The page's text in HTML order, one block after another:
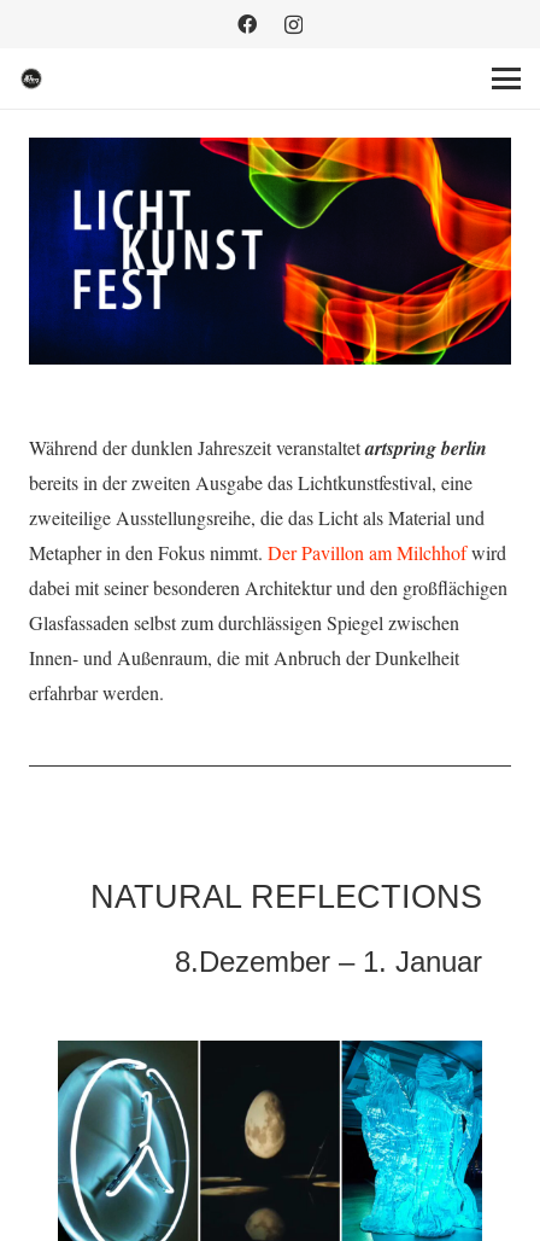
Während der dunklen Jahreszeit veranstaltetartspring berlin
bereits in der zweiten Ausgabe das Lichtkunstfestival, eine
zweiteilige Ausstellungsreihe, die das Licht als Material und
Metapher in den Fokus nimmt. Der Pavillon am Milchhofwird
dabei mit seiner besonderen Architektur und den großflächigen
Glasfassaden selbst zum durchlässigen Spiegel zwischen
Innen- und Außenraum, die mit Anbruch der Dunkelheit
erfahrbar werden.
NATURAL REFLECTIONS
8.Dezember – 1. Januar